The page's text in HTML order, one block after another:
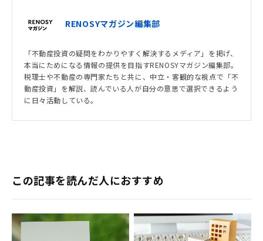
RENOSYマガジン編集部
「不動産投資の疑問をわかりやすく解決するメディア」を掲げ、
本当にためになる情報の提供を目指すRENOSYマガジン編集部。
税理士や不動産の専門家たちと共に、中立・客観的な視点で「不
動産投資」を解説、読んでいる人が自分の意思で選択できるよう
に日々活動している。
この記事を読んだ人におすすめ